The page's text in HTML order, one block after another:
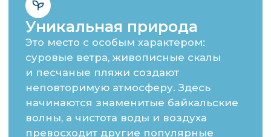
Прогулки по льду
Байкала к наплескам,
гротам и торосам